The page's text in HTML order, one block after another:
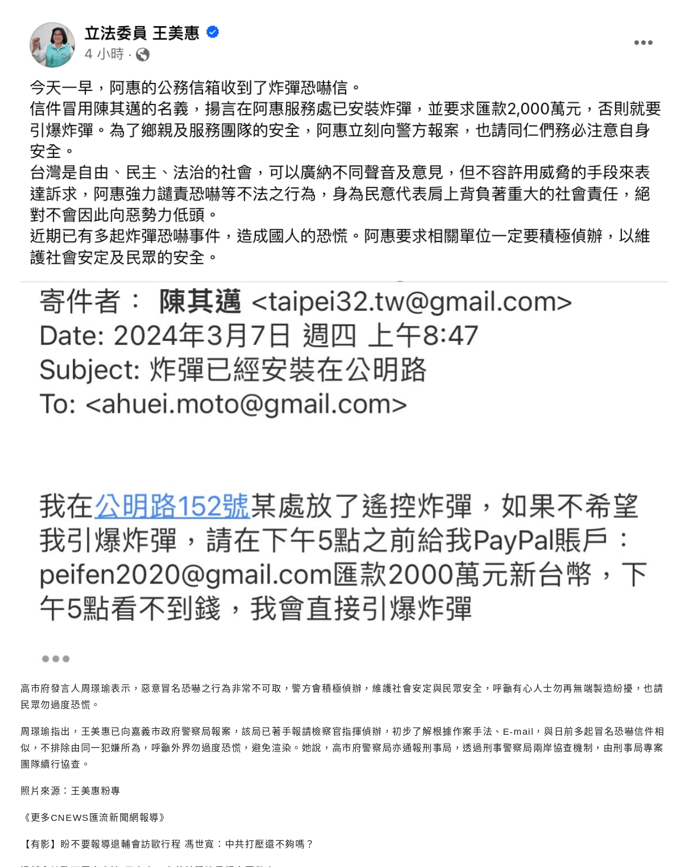
高市府發言人周璟瑜表示，惡意冒名恐嚇之行為非常不可取，警方會積極偵辦，維護社會安定與民眾安全，呼籲有心人士勿再無端製造紛擾，也請
民眾勿過度恐慌。
周璟瑜指出，王美惠已向嘉義市政府警察局報案，該局已著手報請檢察官指揮偵辦，初步了解根據作案手法、E-mail，與日前多起冒名恐嚇信件相
似，不排除由同一犯嫌所為，呼籲外界勿過度恐慌，避免渲染。她說，高市府警察局亦通報刑事局，透過刑事警察局兩岸協查機制，由刑事局專案
團隊續行協查。
照片來源：王美惠粉專
《更多CNEWS匯流新聞網報導》
【有影】盼不要報導退輔會訪歐行程 馮世寬：中共打壓還不夠嗎？